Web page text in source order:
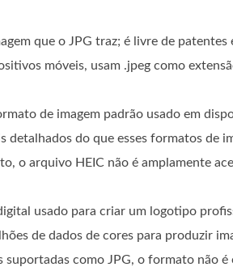
que o JPG traz; é livre de
móveis, usam .jpeg como
de imagem padrão usado em
detalhados do que esses formatos de
o arquivo HEIC não é amplamente
usado para criar um logotipo
de dados de cores para produzir
suportadas como JPG, o formato não